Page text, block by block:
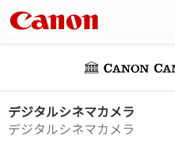
デジタルシネマカメラ
デジタルシネマカメラ